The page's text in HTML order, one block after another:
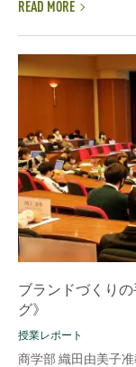
READ MORE
ブランドづくり
グ》
授業レポート
商学部 織田由美子